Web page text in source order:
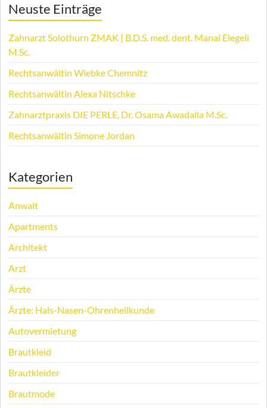
Neuste Einträge
Zahnarzt Solothurn ZMAK | B.D.S. med. dent. Manal Elegeli
M.Sc.
Rechtsanwältin Wiebke Chemnitz
Rechtsanwältin Alexa Nitschke
Zahnarztpraxis DIE PERLE, Dr. Osama Awadalla M.Sc.
Rechtsanwältin Simone Jordan
Kategorien
Anwalt
Apartments
Architekt
Arzt
Ärzte
Ärzte: Hals-Nasen-Ohrenheilkunde
Autovermietung
Brautkleid
Brautkleider
Brautmode